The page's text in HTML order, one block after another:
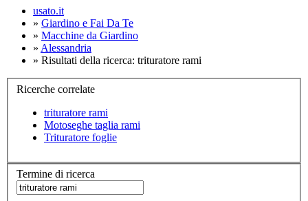
usato.it
» Giardino e Fai Da Te
» Macchine da Giardino
» Alessandria
» Risultati della ricerca: trituratore rami
Ricerche correlate
trituratore rami
Motoseghe taglia rami
Trituratore foglie
Termine di ricerca